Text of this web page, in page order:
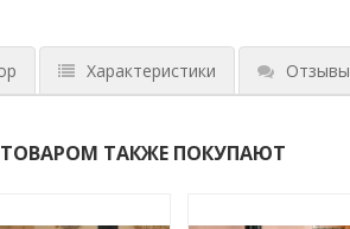
Характеристики Отзывы
ТАКЖЕ ПОКУПАЮТ